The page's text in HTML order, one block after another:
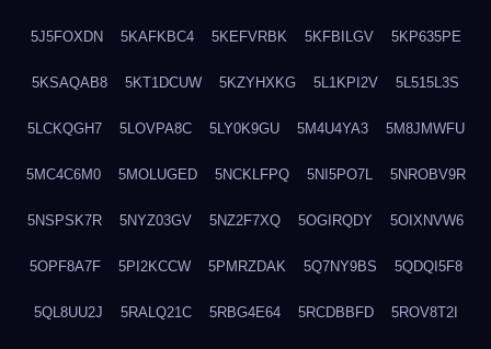
5J5FOXDN 5KAFKBC4 5KEFVRBK 5KFBILGV 5KP635PE
5KSAQAB8 5KT1DCUW 5KZYHXKG 5L1KPI2V 5L515L3S
5LCKQGH7 5LOVPA8C 5LY0K9GU 5M4U4YA3 5M8JMWFU
5MC4C6M0 5MOLUGED 5NCKLFPQ 5NI5PO7L 5NROBV9R
5NSPSK7R 5NYZ03GV 5NZ2F7XQ 5OGIRQDY 5OIXNVW6
5OPF8A7F 5PI2KCCW 5PMRZDAK 5Q7NY9BS 5QDQI5F8
5QL8UU2J 5RALQ21C 5RBG4E64 5RCDBBFD 5ROV8T2I